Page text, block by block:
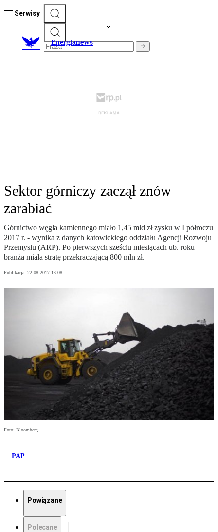
Serwisy
Energianews
Sektor górniczy zaczął znów
zarabiać
Górnictwo węgla kamiennego miało 1,45 mld zł zysku w I półroczu
2017 r. - wynika z danych katowickiego oddziału Agencji Rozwoju
Przemysłu (ARP). Po pierwszych sześciu miesiącach ub. roku
branża miała stratę przekraczającą 800 mln zł.
Publikacja: 22.08.2017 13:08
Foto: Bloomberg
PAP
Powiązane
Polecane